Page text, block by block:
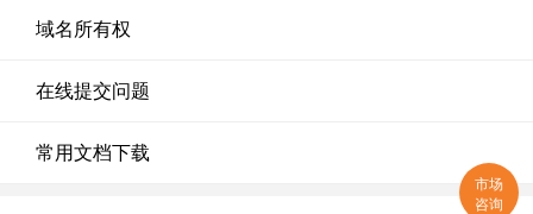
域名所有权
在线提交问题
常用文档下载
市场
咨询